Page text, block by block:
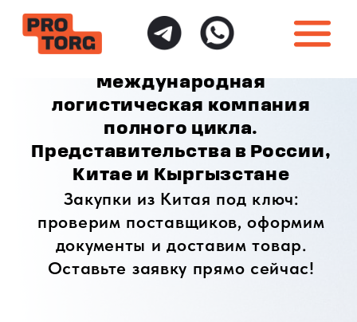
логистическая компания
полного цикла.
Представительства в России,
Китае и Кыргызстане
проверим поставщиков, оформим
документы и доставим товар.
Оставьте заявку прямо сейчас!
ОСТАВИТЬ ЗАЯВКУ